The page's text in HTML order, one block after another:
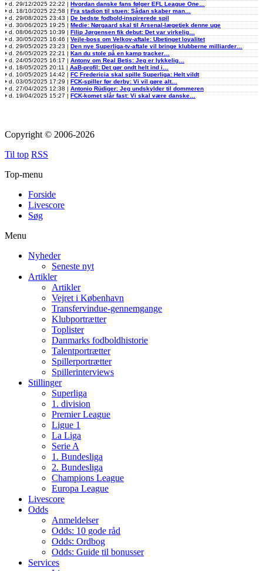
d. 29/12/2025 22:22 | Hvordan danske fans følger EFL League One…
d. 18/10/2025 22:58 | Fra stadion til stuen: Sådan skaber man…
d. 29/08/2025 23:43 | De bedste fodbold-inspirerede spil
d. 30/06/2025 19:25 | Medie: Nørgaard skal til Arsenal-lægetjek denne uge
d. 08/06/2025 10:39 | Filip Jørgensen fik debut: Det var virkelig…
d. 30/05/2025 16:46 | Vejle-boss om Velkov-aftale: Ubetinget loyalitet
d. 29/05/2025 23:23 | Den nye Superliga-tv-aftale vil bringe klubberne milliarder…
d. 26/05/2025 22:21 | Kan du stole på en kamp tracker…
d. 24/05/2025 16:17 | Antony om Real Betis: Jeg er lykkelig…
d. 18/05/2025 20:11 | AaB-profil: Det gør ondt helt ind i…
d. 10/05/2025 14:42 | FC Fredericia skal spille Superliga: Helt vildt
d. 03/05/2025 17:29 | FCK-spiller før derby: Vi vil gøre alt…
d. 27/04/2025 12:38 | Antonio Rüdiger: Jeg undskylder til dommeren
d. 19/04/2025 15:27 | FCK-komet slår fast: Vi skal være danske…
Copyright © 2006-2026
Til top RSS
Top-menu
Forside
Livescore
Søg
Menu
Nyheder
Seneste nyt
Artikler
Artikler
Vejret i København
Transfervindue-gennemgange
Klubportrætter
Toplister
Danmarks fodboldhistorie
Talentportrætter
Spillerportrætter
Spillerinterviews
Stillinger
Superliga
1. division
Premier League
Ligue 1
La Liga
Serie A
1. Bundesliga
2. Bundesliga
Champions League
Europa League
Livescore
Odds
Anmeldelser
Odds: 10 gode råd
Odds: Ordbog
Odds: Guide til bonusser
Services